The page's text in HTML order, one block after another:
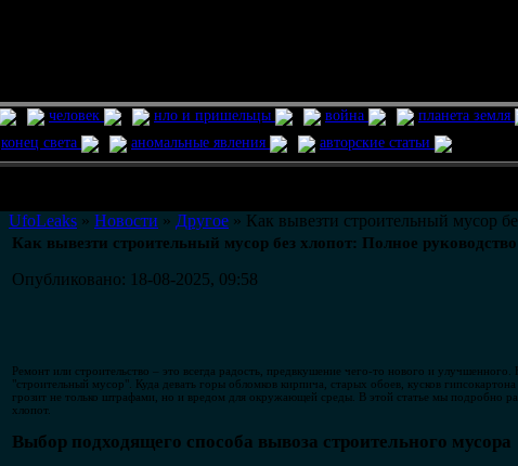
человек нло и пришельцы война планета земля
конец света аномальные явления авторские статьи
UfoLeaks » Новости » Другое » Как вывезти строительный мусор
Как вывезти строительный мусор без хлопот: Полное руководство
Опубликовано: 18-08-2025, 09:58
Ремонт или строительство – это всегда радость, предвкушение чего-то нового и
"строительный мусор". Куда девать горы обломков кирпича, старых обоев, кусков
грозит не только штрафами, но и вредом для окружающей среды. В этой статье мы подробно
хлопот.
Выбор подходящего способа вывоза строительного мусора